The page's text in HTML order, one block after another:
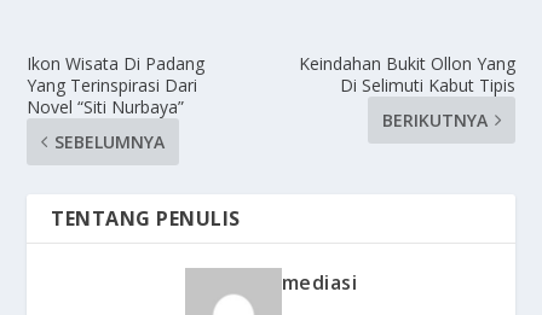
Ikon Wisata Di Padang
Yang Terinspirasi Dari
Novel “Siti Nurbaya”
SEBELUMNYA
Keindahan Bukit Ollon Yang
Di Selimuti Kabut Tipis
BERIKUTNYA
TENTANG PENULIS
mediasi